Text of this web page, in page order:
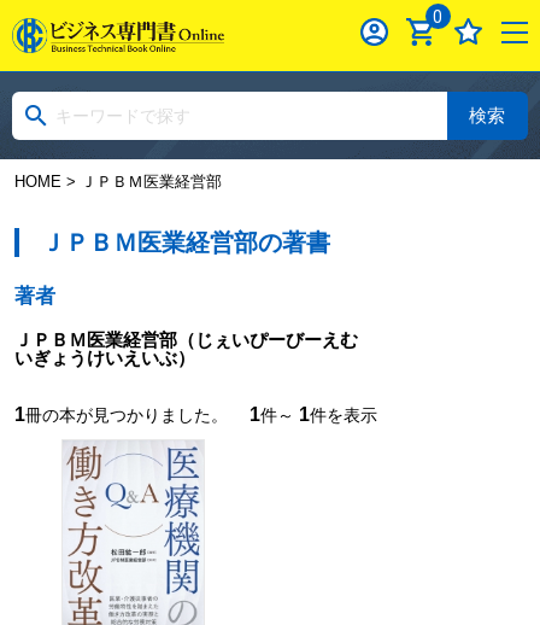
0
検索
HOME> ＪＰＢＭ医業経営部
ＪＰＢＭ医業経営部の著書
著者
ＪＰＢＭ医業経営部（じぇいぴーびーえむ
いぎょうけいえいぶ）
1冊の本が見つかりました。 1件～ 1件を表示